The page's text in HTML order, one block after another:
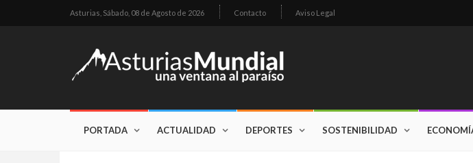
Asturias, Sábado, 08 de Agosto de 2026 Contacto Aviso Legal
PORTADA ACTUALIDAD DEPORTES SOSTENIBILIDAD